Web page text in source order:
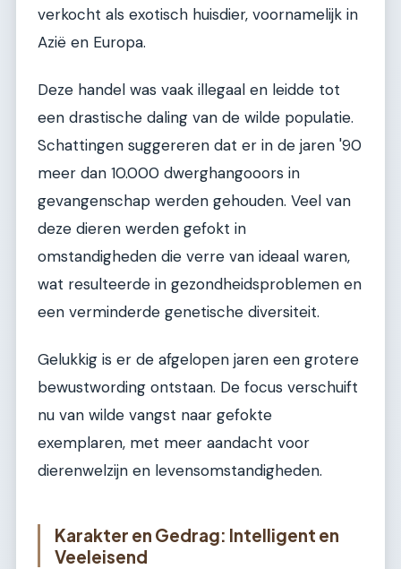
verkocht als exotisch huisdier, voornamelijk in
Azië en Europa.
Deze handel was vaak illegaal en leidde tot
een drastische daling van de wilde populatie.
Schattingen suggereren dat er in de jaren '90
meer dan 10.000 dwerghangooors in
gevangenschap werden gehouden. Veel van
deze dieren werden gefokt in
omstandigheden die verre van ideaal waren,
wat resulteerde in gezondheidsproblemen en
een verminderde genetische diversiteit.
Gelukkig is er de afgelopen jaren een grotere
bewustwording ontstaan. De focus verschuift
nu van wilde vangst naar gefokte
exemplaren, met meer aandacht voor
dierenwelzijn en levensomstandigheden.
Karakter en Gedrag: Intelligent en
Veeleisend